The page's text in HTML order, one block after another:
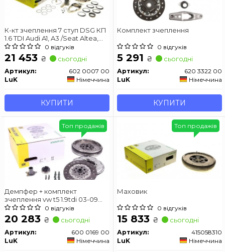
К-кт зчеплення 7 ступ DSG КП
1.6 TDI Audi A1, A3 /Seat Altea,
Ibiza V, Leon /Skoda Fabia,
Octavia, SuperB /VW Golf V-VI,
Passat, Polo, Touran 04-
0 відгуків
21 453 ₴ сьогодні
Артикул:
602 0007 00
LuK
Німеччина
КУПИТИ
Комплект зчеплення
0 відгуків
5 291 ₴ сьогодні
Артикул:
620 3322 00
LuK
Німеччина
КУПИТИ
Демпфер + комплект
зчеплення vw t5 1.9tdi 03-09
(62kw/63kw/75kw/77kw)
0 відгуків
20 283 ₴ сьогодні
Артикул:
600 0169 00
LuK
Німеччина
Топ продажів
Маховик
0 відгуків
15 833 ₴ сьогодні
Артикул:
415058310
LuK
Німеччина
Топ продажів